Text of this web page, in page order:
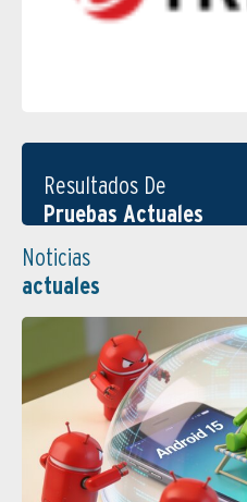
Resultados De
Pruebas Actuales
Noticias
actuales